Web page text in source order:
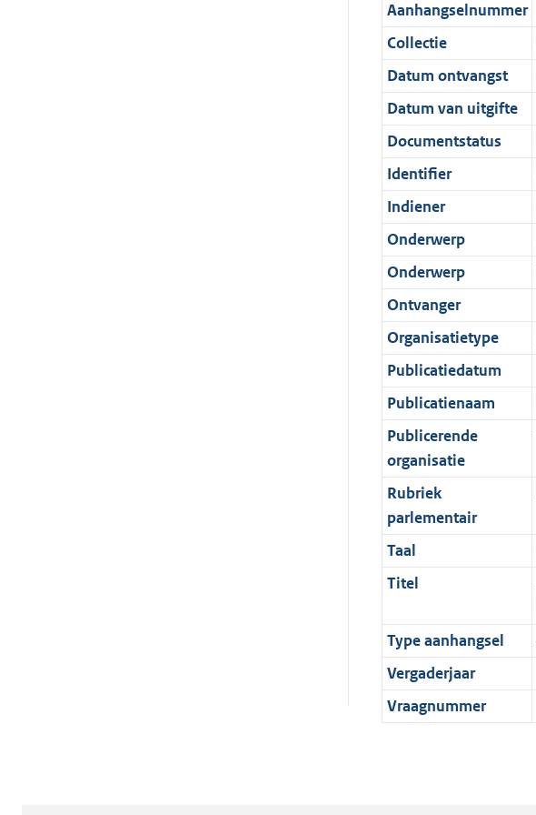
i
e
i
n
f
o
r
m
a
a
t
4
6
K
b
t
i
e
i
n
f
o
r
m
a
a
t
:
1
1
K
b
a
t
i
e
i
n
f
o
r
m
a
a
t
e
:
8
K
b
c
a
t
i
e
i
n
f
o
r
m
a
a
t
t
e
:
3
K
b
Aanhangselnummer
Collectie
Datum ontvangst
Datum van uitgifte
Documentstatus
Identifier
Indiener
Onderwerp
Onderwerp
Ontvanger
Organisatietype
Publicatiedatum
Publicatienaam
Publicerende
organisatie
Rubriek
parlementair
Taal
Titel
Type aanhangsel
Vergaderjaar
Vraagnummer